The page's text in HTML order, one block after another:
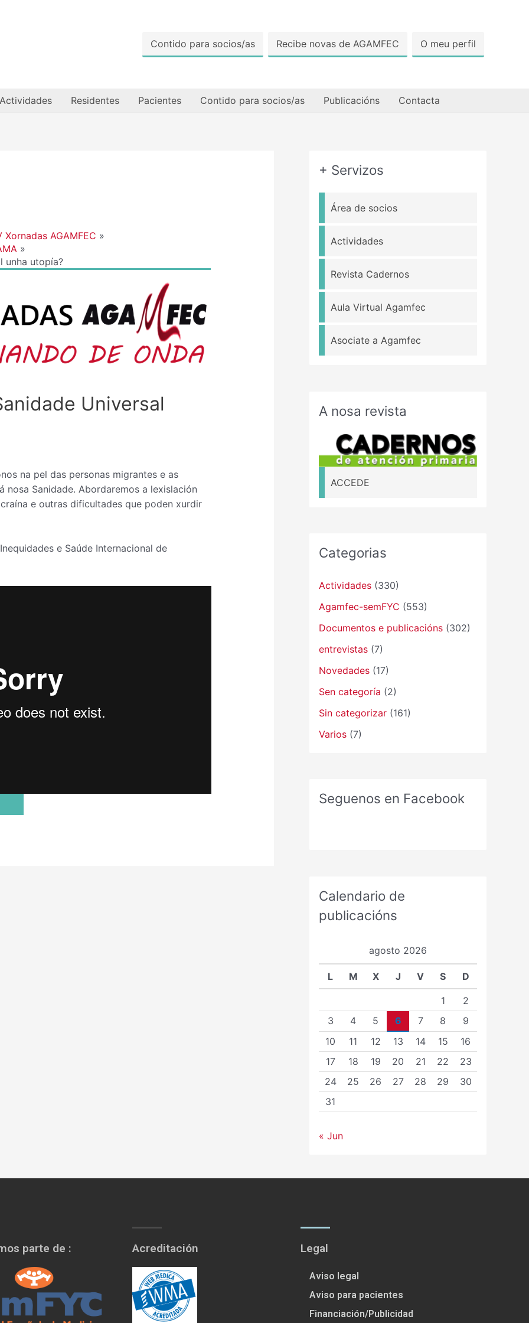
Contido para socios/as Recibe novas de AGAMFEC O meu perfil
Actividades Residentes Pacientes Contido para socios/as Publicacións Contacta
Xornadas AGAMFEC
unha utopía?
Universal
na pel das personas migrantes e as
nosa Sanidade. Abordaremos a lexislación
e outras dificultades que poden xurdir
e Saúde Internacional de
+ Servizos
Área de socios
Actividades
Revista Cadernos
Aula Virtual Agamfec
Asociate a Agamfec
A nosa revista
ACCEDE
Categorias
Actividades (330)
Agamfec-semFYC (553)
Documentos e publicacións (302)
entrevistas (7)
Novedades (17)
Sen categoría (2)
Sin categorizar (161)
Varios (7)
Seguenos en Facebook
Calendario de
publicacións
agosto 2026
L M X J V S D
1
2
3
4 5 6 7 8
9
10
11 12 13 14 15
16
17
18 19 20 21 22
23
24
25 26 27 28 29
30
31
« Jun
parte de : Acreditación Legal
Aviso legal
Aviso para pacientes
Financiación/Publicidad